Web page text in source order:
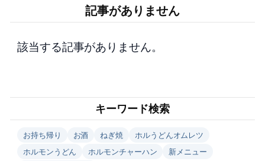
記事がありません
該当する記事がありません。
キーワード検索
お持ち帰り お酒 ねぎ焼
ホルうどんオムレツ
ホルモンうどん
ホルモンチャーハン
新メニュー